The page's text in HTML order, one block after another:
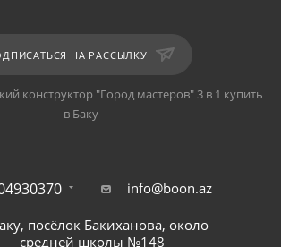
НА РАССЫЛКУ
конструктор "Город мастеров" 3 в 1 купить
в Баку
info@boon.az
посёлок Бакиханова, около
средней школы №148